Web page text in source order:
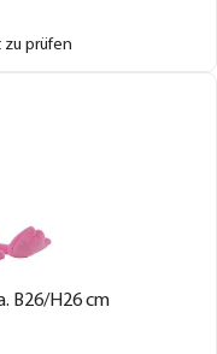
zu prüfen
B26/H26 cm